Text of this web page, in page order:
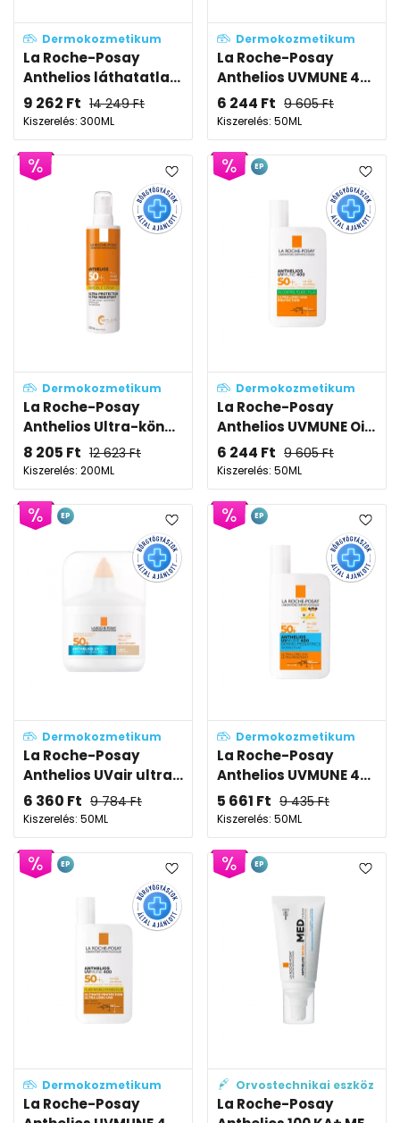
Dermokozmetikum
La Roche-Posay
Anthelios láthatatla...
9 262 Ft 14 249Ft
Kiszerelés: 300ML
Dermokozmetikum
La Roche-Posay
Anthelios UVMUNE 4...
6 244 Ft 9 605Ft
Kiszerelés: 50ML
Dermokozmetikum
La Roche-Posay
Anthelios Ultra-kön...
8 205 Ft 12 623Ft
Kiszerelés: 200ML
Dermokozmetikum
La Roche-Posay
Anthelios UVMUNE Oi...
6 244 Ft 9 605Ft
Kiszerelés: 50ML
EP
Dermokozmetikum
La Roche-Posay
Anthelios UVair ultra...
6 360 Ft 9 784Ft
Kiszerelés: 50ML
EP
Dermokozmetikum
La Roche-Posay
Anthelios UVMUNE 4...
5 661 Ft 9 435Ft
Kiszerelés: 50ML
EP
Dermokozmetikum
La Roche-Posay
EP
Orvostechnikai eszköz
La Roche-Posay
EP